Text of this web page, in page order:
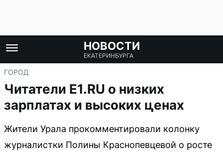
НОВОСТИ
ЕКАТЕРИНБУРГА
ГОРОД
Читатели E1.RU о низких
зарплатах и высоких ценах
Жители Урала прокомментировали колонку
журналистки Полины Краснопевцевой о росте